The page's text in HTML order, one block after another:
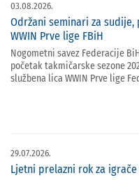
03.08.2026.
Održani seminari za
WWIN Prve lige FBiH
Nogometni savez Federacije
početak takmičarske sezone
službena lica WWIN Prve lige
29.07.2026.
Ljetni prelazni rok za